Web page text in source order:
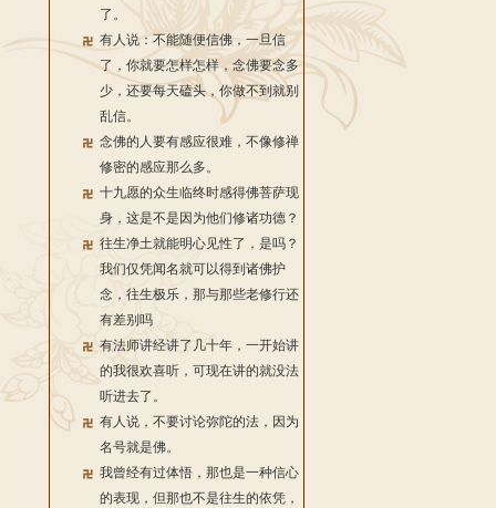
了。
有人说：不能随便信佛，一旦信
了，你就要怎样怎样，念佛要念多
少，还要每天磕头，你做不到就别
乱信。
念佛的人要有感应很难，不像修禅
修密的感应那么多。
十九愿的众生临终时感得佛菩萨现
身，这是不是因为他们修诸功德？
往生净土就能明心见性了，是吗？
我们仅凭闻名就可以得到诸佛护
念，往生极乐，那与那些老修行还
有差别吗
有法师讲经讲了几十年，一开始讲
的我很欢喜听，可现在讲的就没法
听进去了。
有人说，不要讨论弥陀的法，因为
名号就是佛。
我曾经有过体悟，那也是一种信心
的表现，但那也不是往生的依凭，